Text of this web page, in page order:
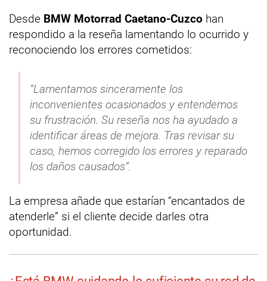
Desde BMW Motorrad Caetano-Cuzco han
respondido a la reseña lamentando lo ocurrido y
reconociendo los errores cometidos:
“Lamentamos sinceramente los
inconvenientes ocasionados y entendemos
su frustración. Su reseña nos ha ayudado a
identificar áreas de mejora. Tras revisar su
caso, hemos corregido los errores y reparado
los daños causados”.
La empresa añade que estarían “encantados de
atenderle” si el cliente decide darles otra
oportunidad.